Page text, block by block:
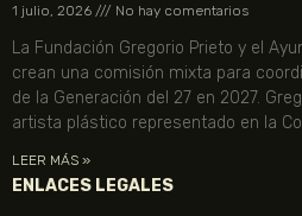
1 julio, 2026 No hay comentarios
La Fundación Gregorio Prieto y el
crean una comisión mixta para
de la Generación del 27 en 2027.
artista plástico representado en la
LEER MÁS »
ENLACES LEGALES